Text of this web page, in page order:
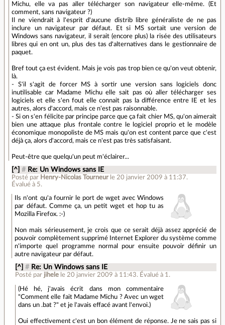
Michu, elle va pas aller télécharger son navigateur elle-même. (Et
comment, sans navigateur ?)
Il ne viendrait à l'esprit d'aucune distrib libre généraliste de ne pas
inclure un navigateur par défaut. Et si MS sortait une version de
Windows sans navigateur, il serait (encore plus) la risée des utilisateurs
libres qui en ont un, plus des tas d'alternatives dans le gestionnaire de
paquet.
Bref tout ça est évident. Mais je vois pas trop bien ce qu'on veut obtenir,
là.
- S'il s'agit de forcer MS à sortir une version sans logiciels donc
inutilisable car Madame Michu elle sait pas où aller télécharger ses
logiciels et elle s'en fout elle connait pas la différence entre IE et les
autres, alors d'accord, mais ce n'est pas raisonnable.
- Si on s'en félicite par principe parce que ça fait chier MS, qu'on aimerait
bien une attaque plus frontale contre le logiciel proprio et le modèle
économique monopoliste de MS mais qu'on est content parce que c'est
déjà ça, alors d'accord, mais ce n'est pas très satisfaisant.
Peut-être que quelqu'un peut m'éclairer...
[^] # Re: Un Windows sans IE
Posté par Henry-Nicolas Tourneur le 20 janvier 2009 à 11:37.
Évalué à 5.
Ils n'ont qu'a fournir le port de wget avec Windows
par défaut. Comme ça, un petit wget et hop tu as
Mozilla Firefox. :-)
Non mais sérieusement, je crois que ce serait déjà assez apprécié de
pouvoir complètement supprimé Internet Explorer du système comme
n'importe quel programme normal pour ensuite pouvoir définir un
autre navigateur par défaut.
[^] # Re: Un Windows sans IE
Posté par jihele le 20 janvier 2009 à 11:43.Évalué à 1.
(Hé hé, j'avais écrit dans mon commentaire
"Comment elle fait Madame Michu ? Avec un wget
dans un .bat ?" et je l'avais effacé avant l'envoi.)
Oui effectivement c'est un bon élément de réponse. Je ne sais pas si